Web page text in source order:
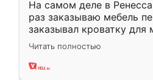
На самом деле в
раз заказываю мебель
заказывал кроватку для
ребёнка при его
заказал шкаф-купе. По
хорошее сборка
Читать полностью